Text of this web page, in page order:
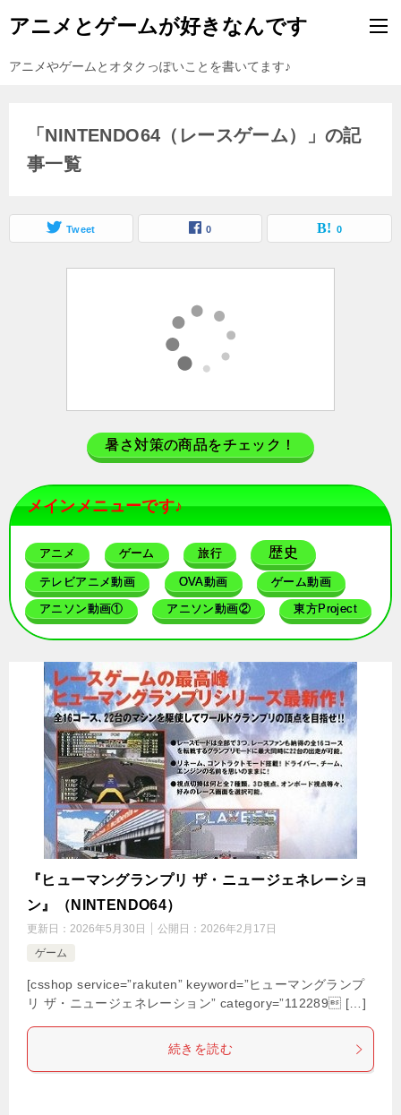
アニメとゲームが好きなんです
アニメやゲームとオタクっぽいことを書いてます♪
「NINTENDO64（レースゲーム）」の記
事一覧
Tweet 0 0
暑さ対策の商品をチェック！
メインメニューです♪
アニメ ゲーム 旅行 歴史
テレビアニメ動画 OVA動画 ゲーム動画
アニソン動画① アニソン動画② 東方Project
『ヒューマングランプリ ザ・ニュージェネレーショ
ン』（NINTENDO64）
更新日： 2026年5月30日 公開日： 2026年2月17日
ゲーム
[csshop service=”rakuten” keyword=”ヒューマングランプ
リ ザ・ニュージェネレーション” category=”112289 […]
続きを読む